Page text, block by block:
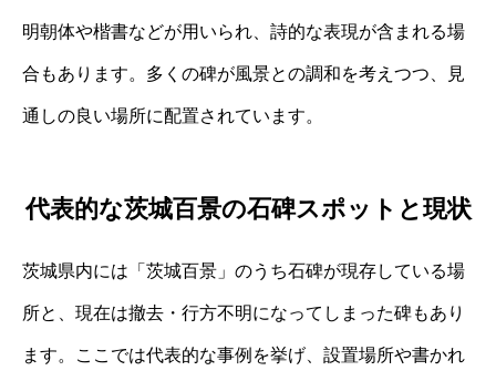
明朝体や楷書などが用いられ、詩的な表現が含まれる場
合もあります。多くの碑が風景との調和を考えつつ、見
通しの良い場所に配置されています。
代表的な茨城百景の石碑スポットと現状
茨城県内には「茨城百景」のうち石碑が現存している場
所と、現在は撤去・行方不明になってしまった碑もあり
ます。ここでは代表的な事例を挙げ、設置場所や書かれ